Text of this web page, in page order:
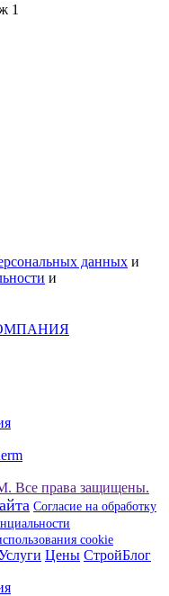
1
данных и
и
Все права защищены.
Согласие на обработку
сookie
Цены СтройБлог